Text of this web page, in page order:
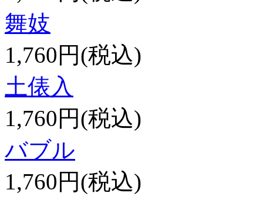
舞妓
1,760円(税込)
土俵入
1,760円(税込)
バブル
1,760円(税込)